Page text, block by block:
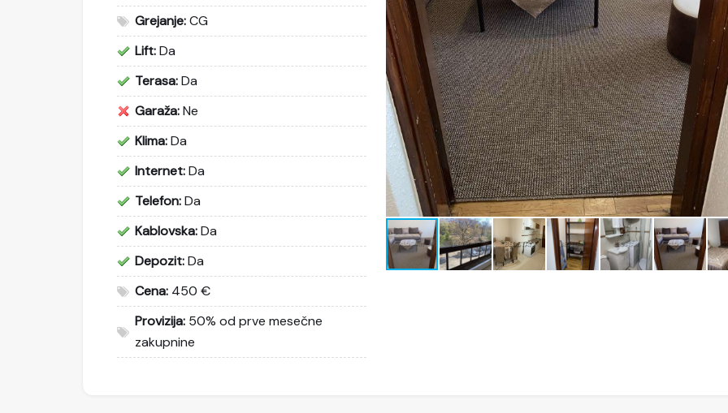
Grejanje:CG
Lift:Da
Terasa:Da
Garaža:Ne
Klima:Da
Internet:Da
Telefon:Da
Kablovska:Da
Depozit:Da
Cena: 450 €
Provizija: 50% od prve mesečne
zakupnine